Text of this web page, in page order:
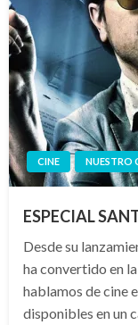
CINE NUESTRO
ESPECIAL
Desde su
ha convertido en
hablamos de cine
disponibles en un